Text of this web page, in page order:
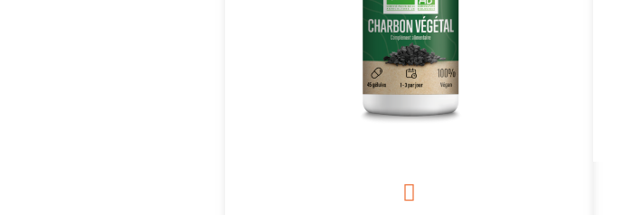
• Mauvaise hygiène bucco-dentaire, sécheresse buccale